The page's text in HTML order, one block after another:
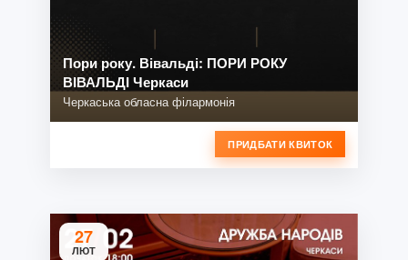
Пори року. Вівальді: ПОРИ РОКУ
ВІВАЛЬДІ Черкаси
Черкаська обласна філармонія
ПРИДБАТИ КВИТОК
27
ЛЮТ